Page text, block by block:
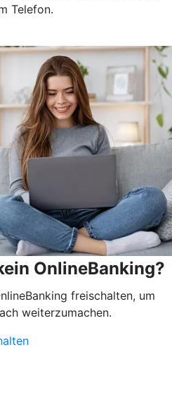
Telefon.
OnlineBanking?
freischalten, um
weiterzumachen.